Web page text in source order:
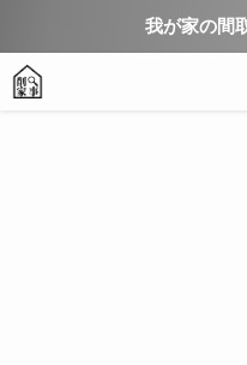
我が家の間